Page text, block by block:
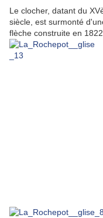
Le clocher, datant du
siècle, est surmonté
flèche construite en